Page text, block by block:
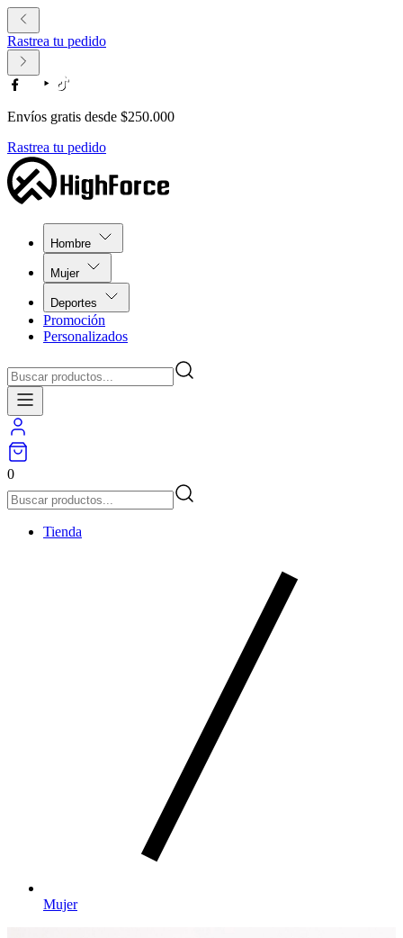
Rastrea tu pedido
Envíos gratis desde $250.000
Rastrea tu pedido
Hombre
Mujer
Deportes
Promoción
Personalizados
0
Tienda
Mujer